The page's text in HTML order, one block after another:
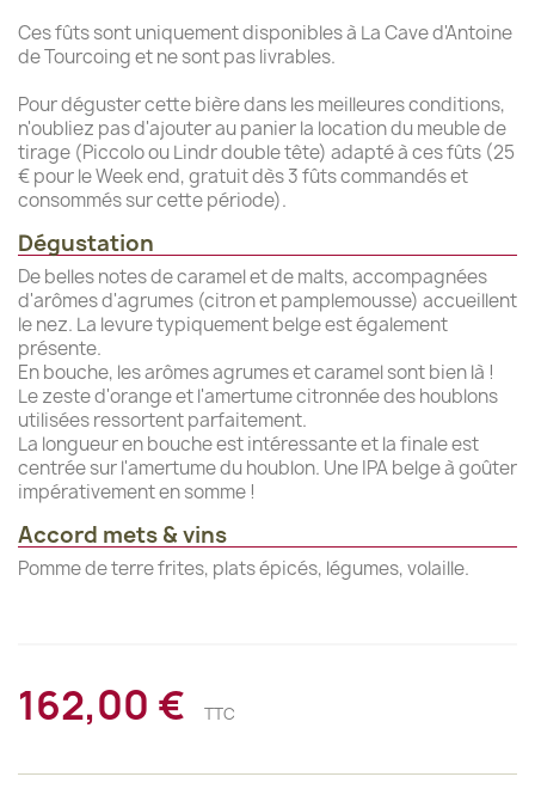
Ces fûts sont uniquement disponibles à La Cave d'Antoine
de Tourcoing et ne sont pas livrables.
Pour déguster cette bière dans les meilleures conditions,
n'oubliez pas d'ajouter au panier la location du meuble de
tirage (Piccolo ou Lindr double tête) adapté à ces fûts (25
€ pour le Week end, gratuit dès 3 fûts commandés et
consommés sur cette période).
Dégustation
De belles notes de caramel et de malts, accompagnées
d'arômes d'agrumes (citron et pamplemousse) accueillent
le nez. La levure typiquement belge est également
présente.
En bouche, les arômes agrumes et caramel sont bien là !
Le zeste d'orange et l'amertume citronnée des houblons
utilisées ressortent parfaitement.
La longueur en bouche est intéressante et la finale est
centrée sur l'amertume du houblon. Une IPA belge à goûter
impérativement en somme !
Accord mets & vins
Pomme de terre frites, plats épicés, légumes, volaille.
162,00 € TTC